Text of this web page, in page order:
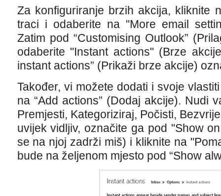
Za konfiguriranje brzih akcija, kliknite
traci i odaberite na "More email
Zatim pod “Customising Outlook”
odaberite "Instant actions" (Brze
instant actions” (Prikaži brze akcije)
Također, vi možete dodati i svoje
na “Add actions” (Dodaj akcije). Nudi
Premjesti, Kategoriziraj, Počisti,
uvijek vidljiv, označite ga pod "Show
se na njoj zadrži miš) i kliknite na
bude na željenom mjesto pod “Show